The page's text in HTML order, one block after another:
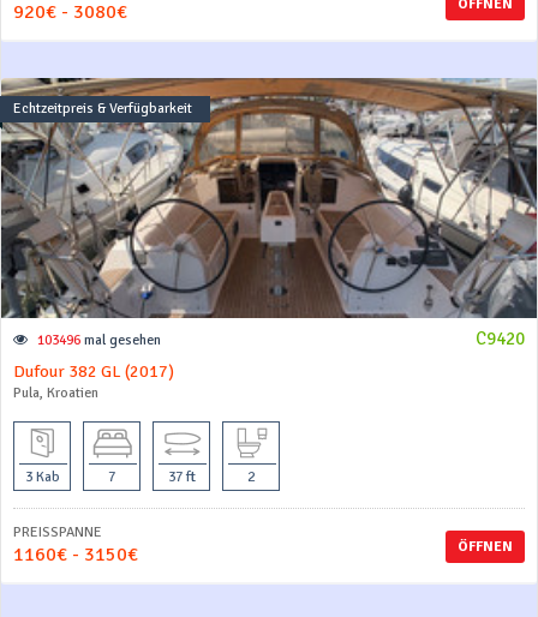
ÖFFNEN
920€ - 3080€
Echtzeitpreis & Verfügbarkeit
C9420
103496 mal gesehen
Dufour 382 GL (2017)
Pula, Kroatien
3 Kab 7 37 ft 2
ÖFFNEN
PREISSPANNE
1160€ - 3150€